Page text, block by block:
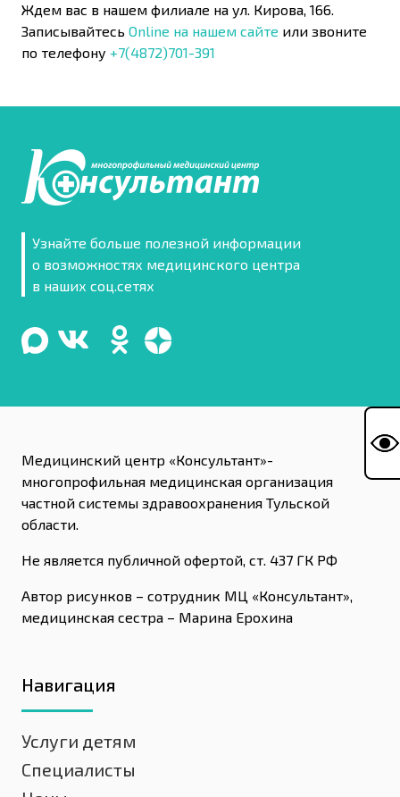
Ждем вас в нашем филиале на ул. Кирова, 166.
Записывайтесь Online на нашем сайте или звоните
по телефону +7(4872)701-391
Узнайте больше полезной информации
о возможностях медицинского центра
в наших соц.сетях
Медицинский центр «Консультант»-
многопрофильная медицинская организация
частной системы здравоохранения Тульской
области.
Не является публичной офертой, ст. 437 ГК РФ
Автор рисунков – сотрудник МЦ «Консультант»,
медицинская сестра – Марина Ерохина
Навигация
Услуги детям
Специалисты